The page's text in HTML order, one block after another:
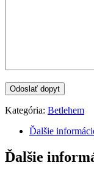
Kategória: Betlehem
Ďalšie
Ďalšie